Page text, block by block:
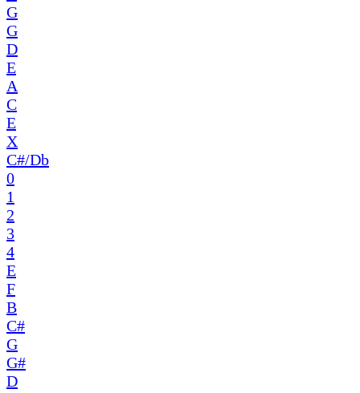
G
G
D
E
A
C
E
X
C#/Db
0
1
2
3
4
E
F
B
C#
G
G#
D